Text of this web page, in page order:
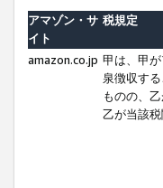
アマゾン・サ
イト
税規定
amazon.co.jp 甲は、甲
泉徴収す
ものの、
乙が当該